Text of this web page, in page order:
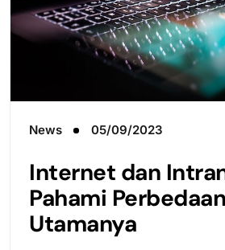
News 05/09/2023
Internet dan
Pahami Perbedaan
Utamanya